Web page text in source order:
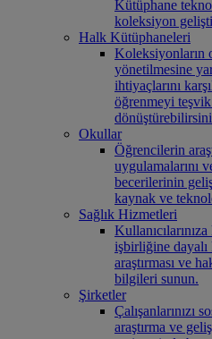
Kütüphane
koleksiyon
Halk Kütüphaneleri
Koleksiyonların
yönetilmesine
ihtiyaçlarını
öğrenmeyi teşvik
Okullar
Öğrencilerin
uygulamalarını
becerilerinin
kaynak ve
Sağlık Hizmetleri
işbirliğine dayalı
araştırması ve
bilgileri sunun.
Şirketler
Çalışanlarınızı
araştırma ve